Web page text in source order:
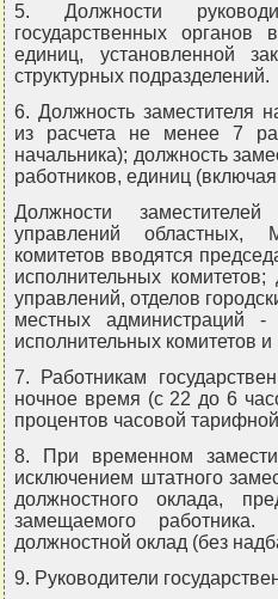
5. Должности
государственных органов
единиц, установленной
структурных подразделений.
6. Должность заместителя
из расчета не менее 7
начальника); должность
работников, единиц
Должности
управлений областных,
комитетов вводятся
исполнительных комитетов;
управлений, отделов
местных администраций -
исполнительных комитетов
7. Работникам
ночное время (с 22 до 6
процентов часовой
8. При временном
исключением штатного
должностного оклада,
замещаемого
должностной оклад (без
9. Руководители